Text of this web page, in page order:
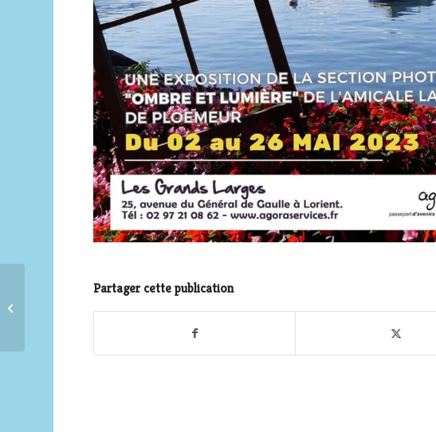
Partager cette publication
Sortie dans la rade de